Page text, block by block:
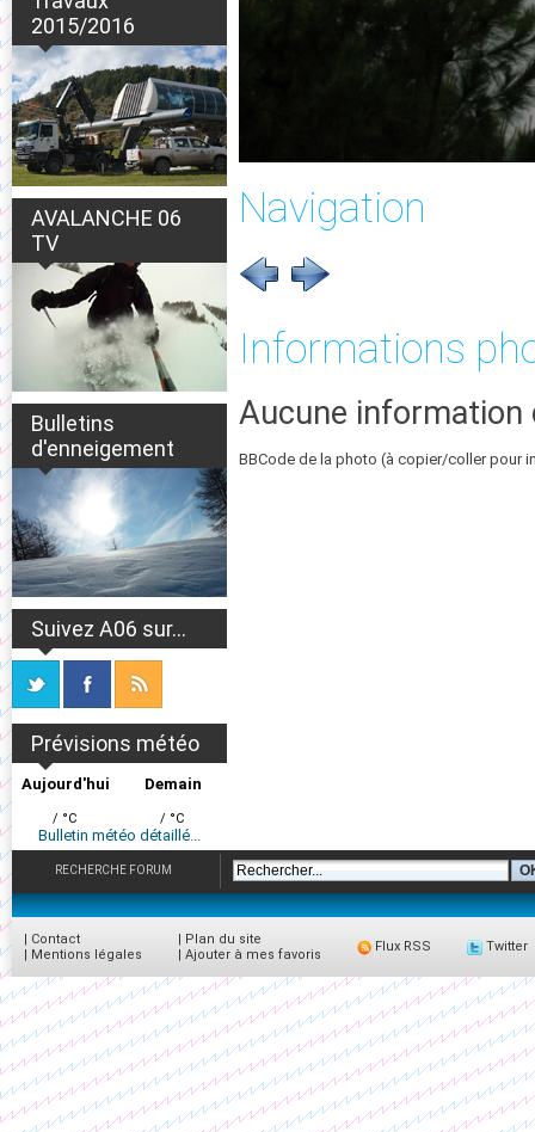
2015/2016
AVALANCHE 06
TV
Bulletins
d'enneigement
Suivez A06 sur...
Prévisions météo
Aujourd'hui
/ °C
Demain
/ °C
Bulletin météo détaillé...
Navigation
Informations
Aucune information
BBCode de la photo (à copier/coller pour
RECHERCHE FORUM
| Contact
| Mentions légales
| Plan du site
| Ajouter à mes favoris
Flux RSS Twitter